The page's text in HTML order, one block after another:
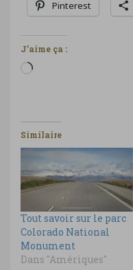
Pinterest
J’aime ça :
Chargement…
Similaire
Tout savoir sur le parc
Colorado National
Monument
Dans "Amériques"